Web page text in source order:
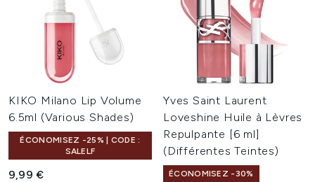
KIKO Milano Lip Volume
6.5ml (Various Shades)
ÉCONOMISEZ -25% | CODE :
SALELF
9,99 €
Yves Saint Laurent
Loveshine Huile à Lèvres
Repulpante [6 ml]
(Différentes Teintes)
ÉCONOMISEZ -30%